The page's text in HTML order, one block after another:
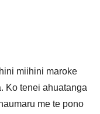
miihini maroke
Ko tenei ahuatanga
me te pono